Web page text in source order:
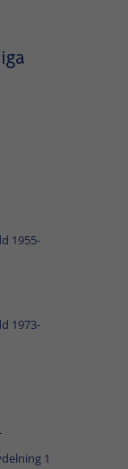
1955-
1973-
1